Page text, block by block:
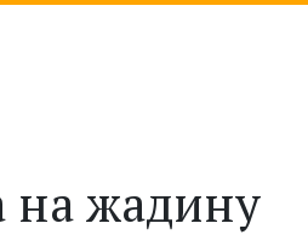
на жадину